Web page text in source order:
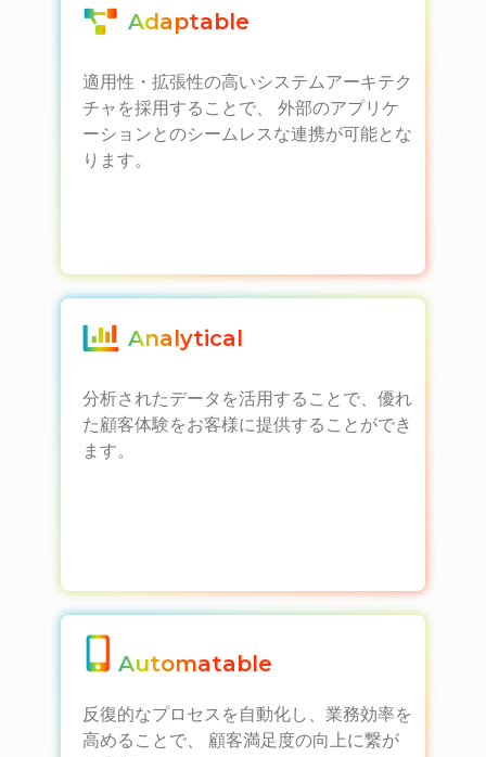
Adaptable
適用性・拡張性の高いシステムアーキテク
チャを採用することで、 外部のアプリケ
ーションとのシームレスな連携が可能とな
ります。
Analytical
分析されたデータを活用することで、優れ
た顧客体験をお客様に提供することができ
ます。
Automatable
反復的なプロセスを自動化し、業務効率を
高めることで、 顧客満足度の向上に繋が